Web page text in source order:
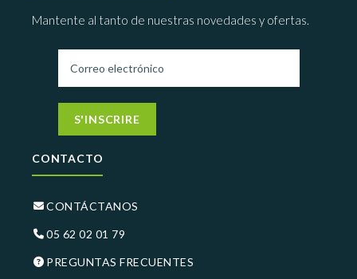
Mantente al tanto de nuestras novedades y ofertas.
S'INSCRIRE
CONTACTO
CONTÁCTANOS
05 62 02 01 79
PREGUNTAS FRECUENTES